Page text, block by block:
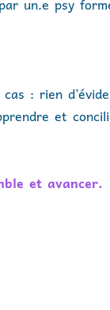
un.e psy
: rien
et
et avancer.